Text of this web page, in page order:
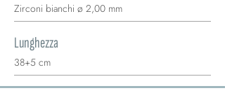
Zirconi bianchi ø 2,00 mm
Lunghezza
38+5 cm